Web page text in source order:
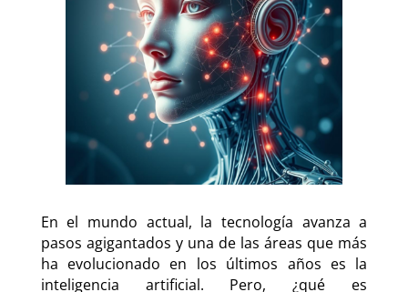
En el mundo actual, la tecnología avanza a
pasos agigantados y una de las áreas que más
ha evolucionado en los últimos años es la
inteligencia artificial. Pero, ¿qué es